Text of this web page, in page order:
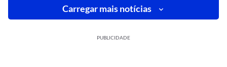
Carregar mais notícias
PUBLICIDADE